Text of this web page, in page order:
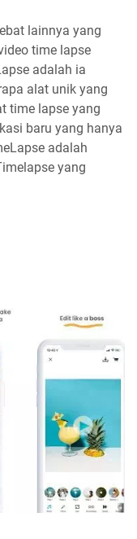
lainnya yang
time lapse
adalah ia
alat unik yang
time lapse yang
baru yang hanya
adalah
yang